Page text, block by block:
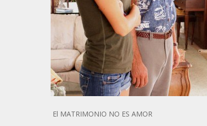
El MATRIMONIO NO ES AMOR